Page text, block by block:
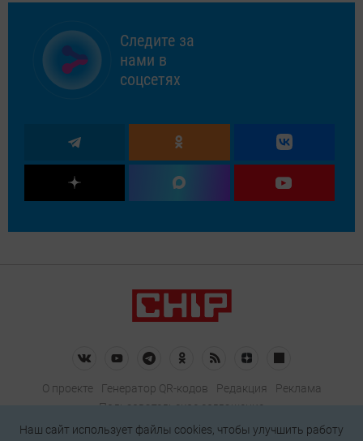
Следите за
нами в
соцсетях
О проекте Генератор QR-кодов Редакция
Реклама
Пользовательское соглашение
Политика конфиденциальности
Наш сайт использует файлы cookies, чтобы улучшить работу